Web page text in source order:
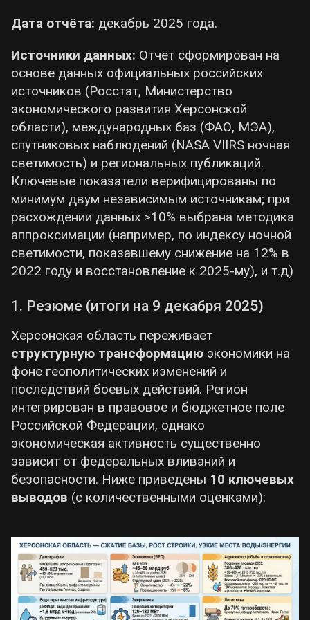
Дата отчёта: декабрь 2025 года.
Источники данных: Отчёт сформирован на
основе данных официальных российских
источников (Росстат, Министерство
экономического развития Херсонской
области), международных баз (ФАО, МЭА),
спутниковых наблюдений (NASA VIIRS ночная
светимость) и региональных публикаций.
Ключевые показатели верифицированы по
минимум двум независимым источникам; при
расхождении данных >10% выбрана методика
аппроксимации (например, по индексу ночной
светимости, показавшему снижение на 12% в
2022 году и восстановление к 2025-му), и т.д)
1. Резюме (итоги на 9 декабря 2025)
Херсонская область переживает
структурную трансформацию экономики на
фоне геополитических изменений и
последствий боевых действий. Регион
интегрирован в правовое и бюджетное поле
Российской Федерации, однако
экономическая активность существенно
зависит от федеральных вливаний и
безопасности. Ниже приведены 10 ключевых
выводов (с количественными оценками):